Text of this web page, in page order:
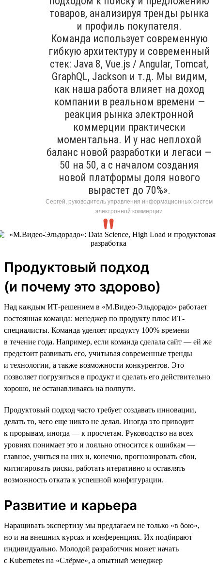
товаров, анализируя тренды рынка
и профиль покупателя.
Команда использует современную
гибкую архитектуру и современный
стек: Java 8, Vue.js / Angular, Tomcat,
GraphQL, Jackson и т.д. Мы видим,
как наша работа влияет на доход
компании в реальном времени —
реакция рынка электронной
коммерции практически
моментальна. И у нас неплохой
баланс новой разработки и легаси —
50 на 50, а с началом создания
новой платформы доля нового
вырастет до 70%».
Сергей, руководитель управления информационных систем
электронной коммерции
Продуктовый подход
(и почему это здорово)
Над каждым ИТ-решением в «М.Видео-Эльдорадо» работает
постоянная команда: менеджер по продукту плюс ИТ-
специалисты. Команда уделяет продукту 100% времени
в течение года. Например, если команда сделала сайт — ей же
предстоит развивать его, учитывая современные тренды
и технологии, а также возможности конкурентов. Это
позволяет погрузиться в продукт и сделать его действительно
хорошо, не останавливаясь на полпути.
Продуктовый подход часто требует создавать инновации,
делать то, чего еще никто не делал. Иногда это приводит
к прорывам, иногда — к просчетам. Руководство на всех
уровнях понимает это и лояльно относится к ошибкам —
главное, учиться на них и, конечно, прогнозировать сбои,
митигировать риски, работать итеративно и оставлять
возможность отката к успешной конфигурации.
Развитие и карьера
Наращивать экспертизу мы предлагаем не только «в бою»,
но и на внешних курсах и конференциях. Их подбирают
индивидуально. Молодой разработчик может начать
с Kubernetes на «Слёрме», а опытный менеджер